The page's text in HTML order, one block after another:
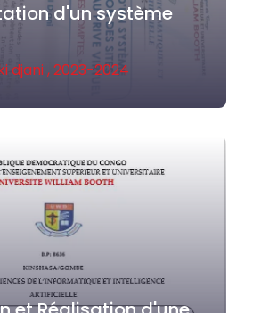
d'un système
djani ,2023-2024